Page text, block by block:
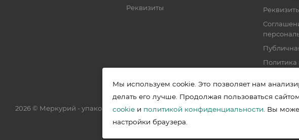
Реквизиты
Политика
2026 © Меркурий - упаковочная продукция от ведущих производителей в Уфе
Мы используем cookie. Это позволяет нам
делать его лучше. Продолжая пользоваться
cookieи политикой конфиденциальности . Вы
настройки браузера.